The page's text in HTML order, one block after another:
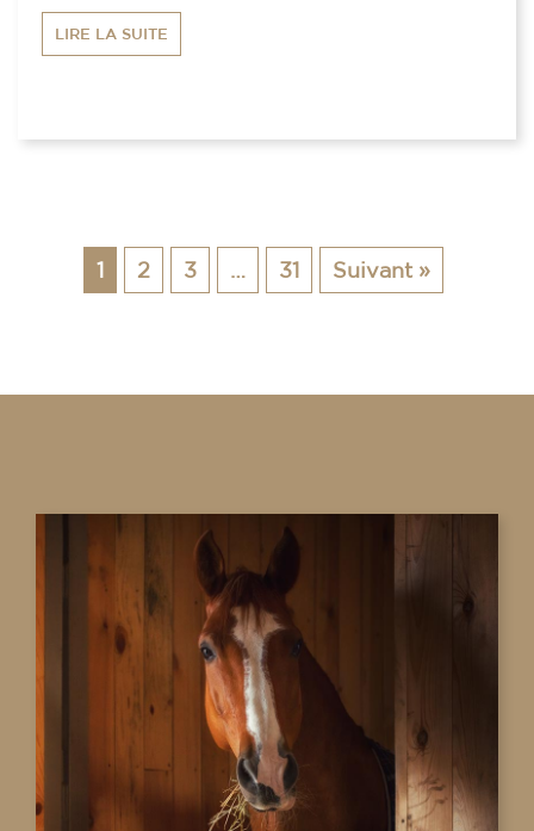
LIRE LA SUITE
1 2 3 … 31 Suivant »